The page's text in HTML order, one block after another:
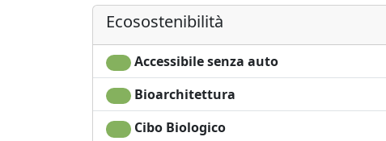
Ecosostenibilità
Accessibile senza auto
Bioarchitettura
Cibo Biologico